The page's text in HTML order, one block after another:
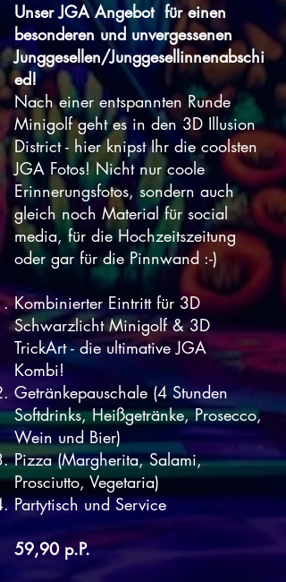
Unser JGA Angebot für einen
besonderen und unvergessenen
Junggesellen/Junggesellinnenabschi
ed!
Nach einer entspannten Runde
Minigolf geht es in den 3D Illusion
District - hier knipst Ihr die coolsten
JGA Fotos! Nicht nur coole
Erinnerungsfotos, sondern auch
gleich noch Material für social
media, für die Hochzeitszeitung
oder gar für die Pinnwand :-)
Kombinierter Eintritt für 3D
Schwarzlicht Minigolf & 3D
TrickArt - die ultimative JGA
Kombi!
Getränkepauschale (4 Stunden
Softdrinks, Heißgetränke, Prosecco,
Wein und Bier)
Pizza (Margherita, Salami,
Prosciutto, Vegetaria)
Partytisch und Service
59,90 p.P.